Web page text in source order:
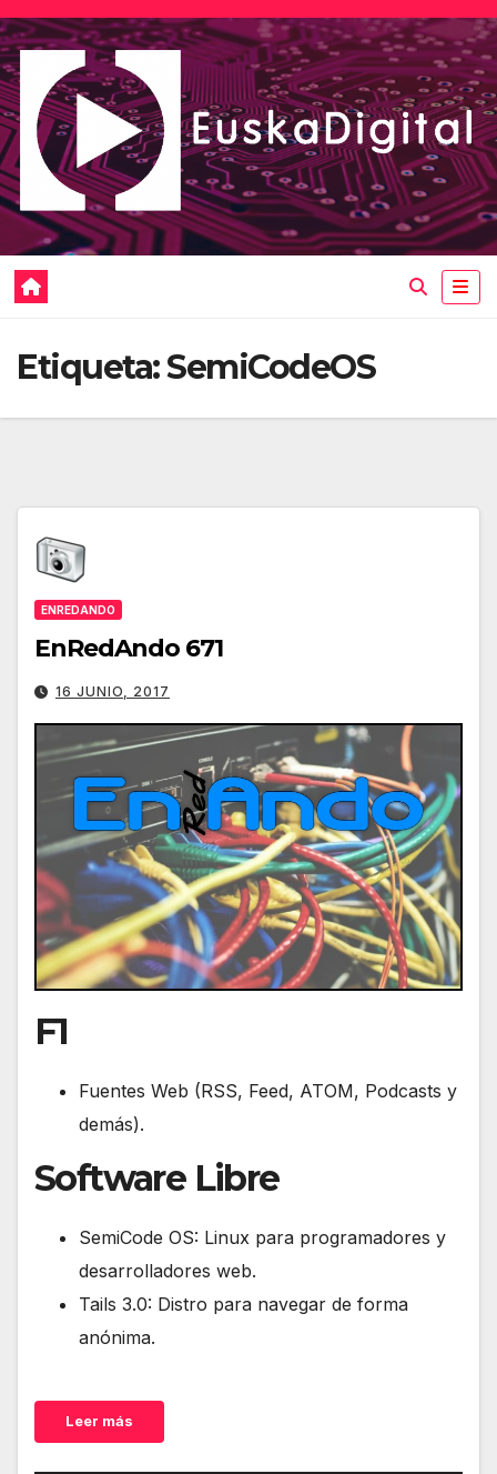
Saltar
al
contenido
Etiqueta:SemiCodeOS
ENREDANDO
EnRedAndo 671
16 JUNIO, 2017
F1
Fuentes Web (RSS, Feed, ATOM, Podcasts y
demás).
Software Libre
SemiCode OS: Linux para programadores y
desarrolladores web.
Tails 3.0: Distro para navegar de forma
anónima.
Leer más